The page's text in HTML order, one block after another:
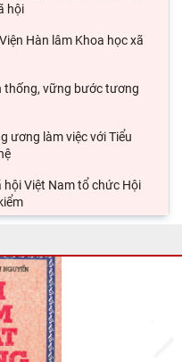
hội
Hàn lâm Khoa học xã
thống, vững bước tương
ương làm việc với Tiểu
hội Việt Nam tổ chức Hội
quốc gia "Danh nhân
văn hóa Lê Quý Đôn -
học quốc gia "Danh
giá